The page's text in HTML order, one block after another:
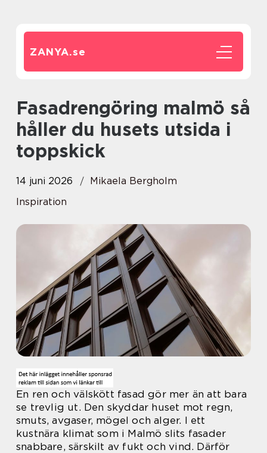
ZANYA.se
Fasadrengöring malmö så
håller du husets utsida i
toppskick
14 juni 2026
Mikaela Bergholm
Inspiration
En ren och välskött fasad gör mer än att bara
se trevlig ut. Den skyddar huset mot regn,
smuts, avgaser, mögel och alger. I ett
kustnära klimat som i Malmö slits fasader
snabbare, särskilt av fukt och vind. Därför